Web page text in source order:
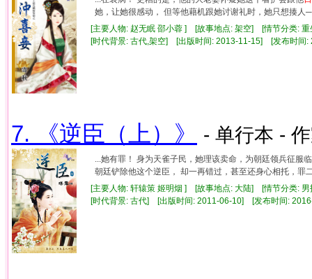
她，让她很感动， 但等他藉机跟她讨谢礼时，她只想揍人
[主要人物: 赵无眠 邵小蓉 ] [故事地点: 架空] [情节分类: 重
[时代背景: 古代,架空] [出版时间: 2013-11-15] [发布时
7. 《逆臣（上）》 - 单行本 -
...她有罪！ 身为天雀子民，她理该卖命，为朝廷领兵征
朝廷铲除他这个逆臣， 却一再错过，甚至还身心相托，罪
[主要人物: 轩辕策 姬明烟 ] [故事地点: 大陆] [情节分类: 男
[时代背景: 古代] [出版时间: 2011-06-10] [发布时间: